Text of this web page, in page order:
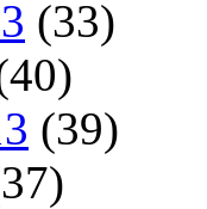
(33)
(39)